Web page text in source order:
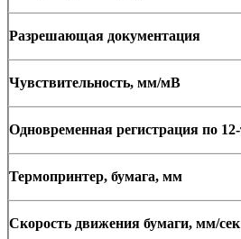
Разрешающая документация
Чувствительность, мм/мВ
Одновременная регистрация по
Термопринтер, бумага, мм
Скорость движения бумаги, мм/сек